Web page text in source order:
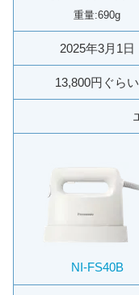
重量:690g
2025年3月1日
13,800円ぐらい
NI-FS40B